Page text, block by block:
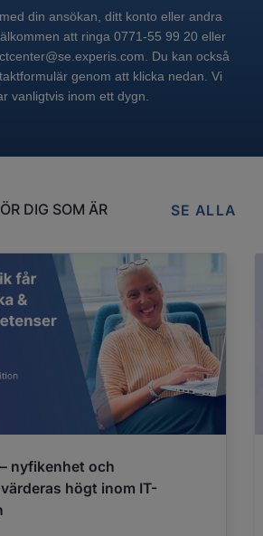
din ansökan, ditt konto eller andra
att ringa 0771-55 99 20 eller
Du kan också
genom att klicka nedan. Vi
vanligtvis inom ett dygn.
DIG SOM ÄR
SE ALLA
nyfikenhet och
högt inom IT-